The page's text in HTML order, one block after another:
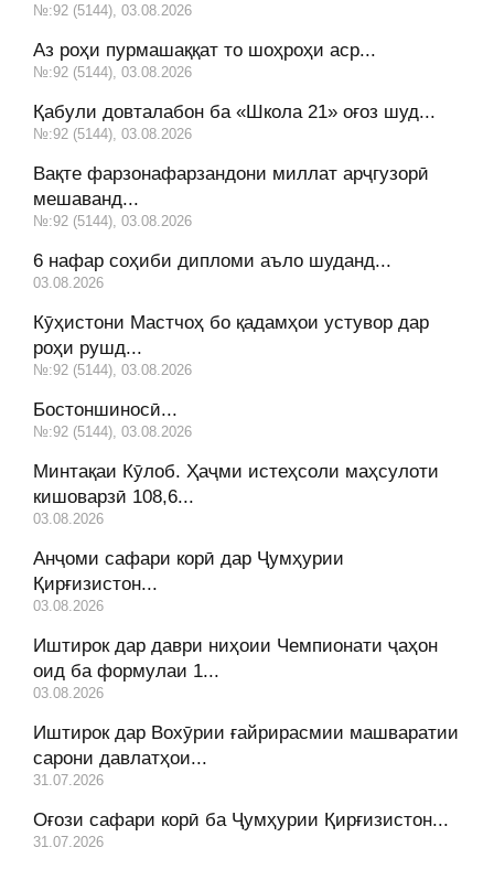
№:92 (5144), 03.08.2026
Аз роҳи пурмашаққат то шоҳроҳи аср...
№:92 (5144), 03.08.2026
Қабули довталабон ба «Школа 21» оғоз шуд...
№:92 (5144), 03.08.2026
Вақте фарзонафарзандони миллат арҷгузорӣ
мешаванд...
№:92 (5144), 03.08.2026
6 нафар соҳиби дипломи аъло шуданд...
03.08.2026
Кӯҳистони Мастчоҳ бо қадамҳои устувор дар
роҳи рушд...
№:92 (5144), 03.08.2026
Бостоншиносӣ...
№:92 (5144), 03.08.2026
Минтақаи Кӯлоб. Ҳаҷми истеҳсоли маҳсулоти
кишоварзӣ 108,6...
03.08.2026
Анҷоми сафари корӣ дар Ҷумҳурии
Қирғизистон...
03.08.2026
Иштирок дар даври ниҳоии Чемпионати ҷаҳон
оид ба формулаи 1...
03.08.2026
Иштирок дар Вохӯрии ғайрирасмии машваратии
сарони давлатҳои...
31.07.2026
Оғози сафари корӣ ба Ҷумҳурии Қирғизистон...
31.07.2026